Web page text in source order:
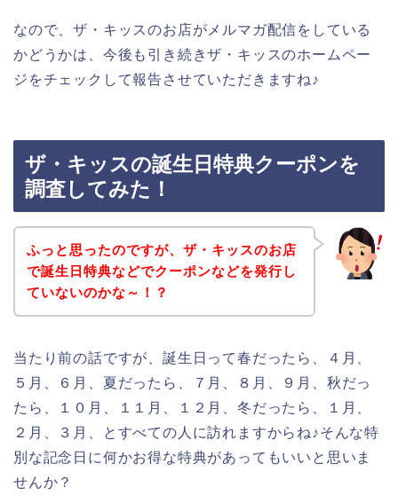
なので、ザ・キッスのお店がメルマガ配信をしている
かどうかは、今後も引き続きザ・キッスのホームペー
ジをチェックして報告させていただきますね♪
ザ・キッスの誕生日特典クーポンを
調査してみた！
ふっと思ったのですが、ザ・キッスのお店
で誕生日特典などでクーポンなどを発行し
ていないのかな～！？
当たり前の話ですが、誕生日って春だったら、４月、
５月、６月、夏だったら、７月、８月、９月、秋だっ
たら、１０月、１１月、１２月、冬だったら、１月、
２月、３月、とすべての人に訪れますからね♪そんな特
別な記念日に何かお得な特典があってもいいと思いま
せんか？